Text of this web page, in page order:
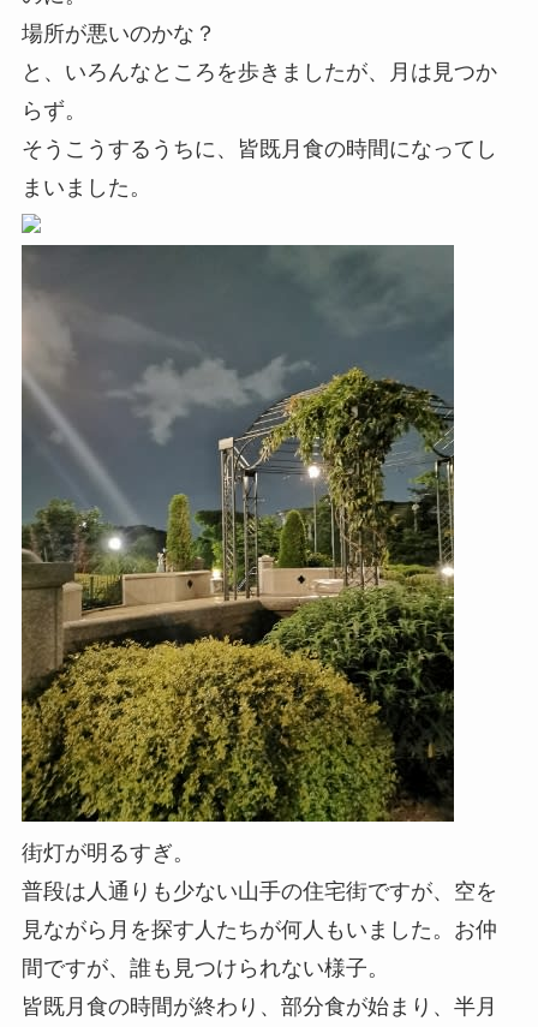
場所が悪いのかな？
と、いろんなところを歩きましたが、月は見つか
らず。
そうこうするうちに、皆既月食の時間になってし
まいました。
街灯が明るすぎ。
普段は人通りも少ない山手の住宅街ですが、空を
見ながら月を探す人たちが何人もいました。お仲
間ですが、誰も見つけられない様子。
皆既月食の時間が終わり、部分食が始まり、半月